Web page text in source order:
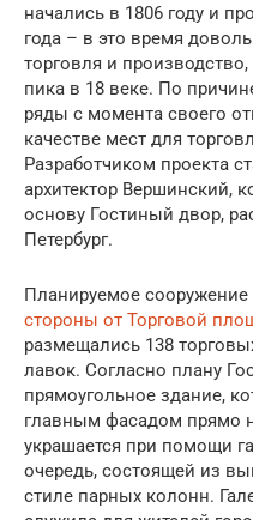
начались в 1806 году и
года – в это время
торговля и
пика в 18 веке. По
ряды с момента своего
качестве мест для
Разработчиком проекта
архитектор Вершинский,
основу Гостиный двор,
Петербург.
Планируемое
стороны от Торговой
размещались 138
лавок. Согласно плану
прямоугольное здание,
главным фасадом прямо
украшается при помощи
очередь, состоящей из
стиле парных колонн.